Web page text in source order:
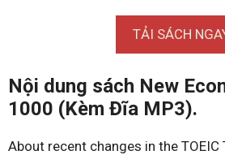
TẢI SÁCH
Nội dung sách New
1000 (Kèm Đĩa MP3).
About recent changes in the